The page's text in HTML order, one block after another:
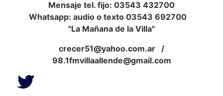
Mensaje tel. fijo: 03543 432700
Whatsapp: audio o texto 03543 692700
"La Mañana de la Villa"
crecer51@yahoo.com.ar /
98.1fmvillaallende@gmail.com